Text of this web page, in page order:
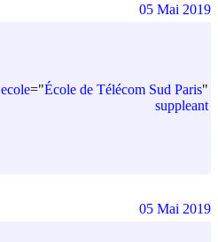
ecole="École de Télécom Sud Paris"
suppleant
05 Mai 2019
05 Mai 2019